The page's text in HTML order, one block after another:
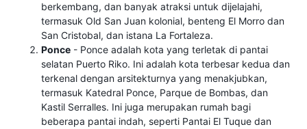
berkembang, dan banyak atraksi untuk dijelajahi,
termasuk Old San Juan kolonial, benteng El Morro dan
San Cristobal, dan istana La Fortaleza.
Ponce - Ponce adalah kota yang terletak di pantai
selatan Puerto Riko. Ini adalah kota terbesar kedua dan
terkenal dengan arsitekturnya yang menakjubkan,
termasuk Katedral Ponce, Parque de Bombas, dan
Kastil Serralles. Ini juga merupakan rumah bagi
beberapa pantai indah, seperti Pantai El Tuque dan